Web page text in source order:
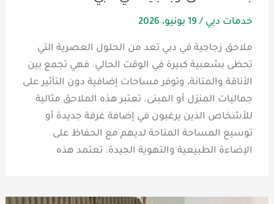
خدمات دبي / 19 يونيو، 2026
ملاحق زجاجية في دبي تعد من الحلول العصرية التي
تحظى بشعبية كبيرة في الوقت الحالي. فهي تجمع بين
الأناقة والمتانة، وتوفر مساحات إضافية دون التأثير على
جماليات المنزل أو المبنى. تعتبر هذه الملاحق مثالية
للأشخاص الذين يرغبون في إضافة غرفة جديدة أو
توسيع المساحة المتاحة لديهم مع الحفاظ على
الإضاءة الطبيعية والتهوية الجيدة. تعتمد هذه